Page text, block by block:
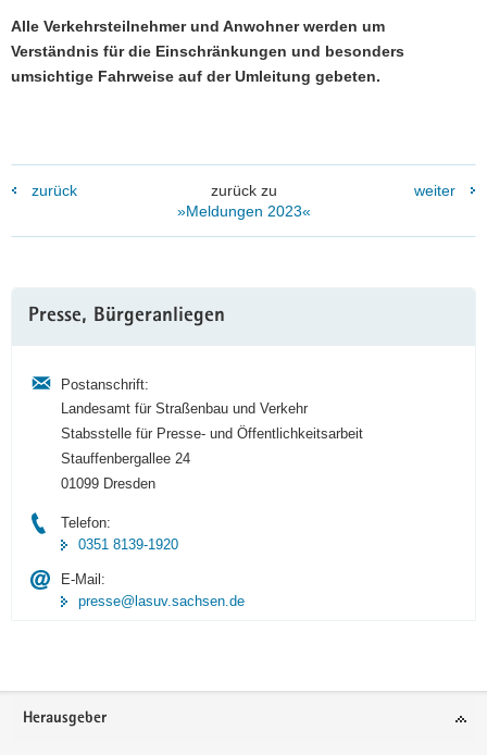
Alle Verkehrsteilnehmer und Anwohner werden um
Verständnis für die Einschränkungen und besonders
umsichtige Fahrweise auf der Umleitung gebeten.
zurück
zurück zu
»Meldungen 2023«
weiter
Information
Presse, Bürgeranliegen
Postanschrift:
Landesamt für Straßenbau und Verkehr
Stabsstelle für Presse- und Öffentlichkeitsarbeit
Stauffenbergallee 24
01099 Dresden
Telefon:
0351 8139-1920
E-Mail:
presse@lasuv.sachsen.de
Footer-
Herausgeber